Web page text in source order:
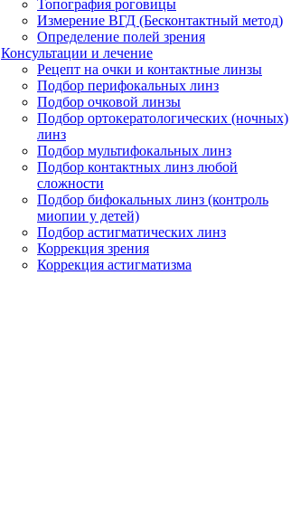
Топография роговицы
Измерение ВГД (Бесконтактный метод)
Определение полей зрения
Консультации и лечение
Рецепт на очки и контактные линзы
Подбор перифокальных линз
Подбор очковой линзы
Подбор ортокератологических (ночных)
линз
Подбор мультифокальных линз
Подбор контактных линз любой
сложности
Подбор бифокальных линз (контроль
миопии у детей)
Подбор астигматических линз
Коррекция зрения
Коррекция астигматизма